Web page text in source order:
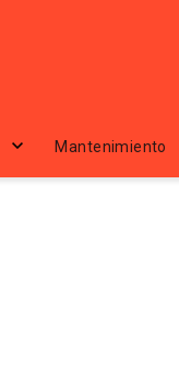
Mantenimiento